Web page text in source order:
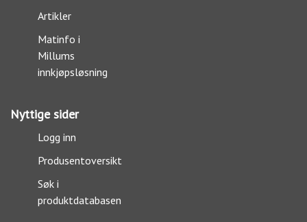
Artikler
Matinfo i
Millums
innkjøpsløsning
Nyttige sider
Logg inn
Produsentoversikt
Søk i
produktdatabasen